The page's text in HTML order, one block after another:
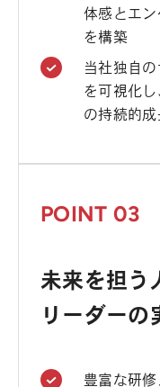
体感とエ
を構築
当社独自
を可視化し
の持続的
POINT 03
未来を担う
リーダーの
豊富な研修